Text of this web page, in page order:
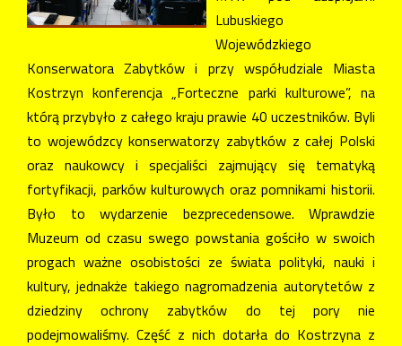
Lubuskiego
Wojewódzkiego
Konserwatora Zabytków i przy współudziale Miasta
Kostrzyn konferencja „Forteczne parki kulturowe”, na
którą przybyło z całego kraju prawie 40 uczestników. Byli
to wojewódzcy konserwatorzy zabytków z całej Polski
oraz naukowcy i specjaliści zajmujący się tematyką
fortyfikacji, parków kulturowych oraz pomnikami historii.
Było to wydarzenie bezprecedensowe. Wprawdzie
Muzeum od czasu swego powstania gościło w swoich
progach ważne osobistości ze świata polityki, nauki i
kultury, jednakże takiego nagromadzenia autorytetów z
dziedziny ochrony zabytków do tej pory nie
podejmowaliśmy. Część z nich dotarła do Kostrzyna z